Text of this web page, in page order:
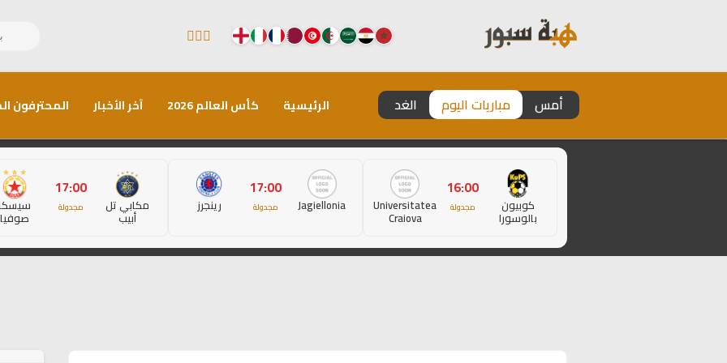
أمس مباريات اليوم الغد الرئيسية كأس العالم 2026 آخر الأخبار المحترفون
كوبيون
بالوسورا
16:00
مجدولة Universitatea
Craiova
Jagiellonia
17:00
مجدولة رينجرز مكابي تل
أبيب
17:00
مجدولة
صوفيا